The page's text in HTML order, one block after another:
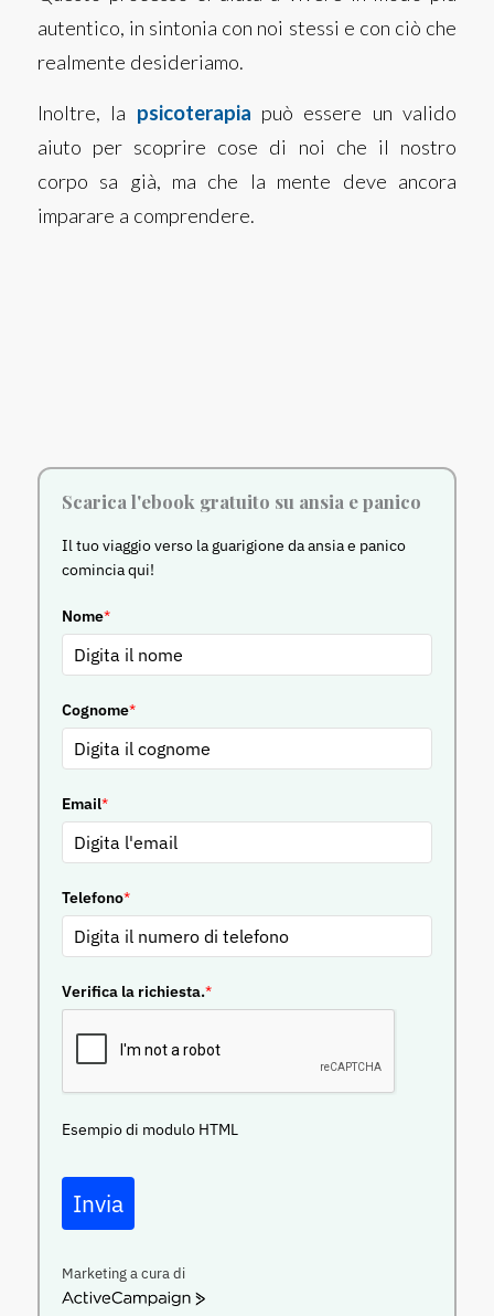
autentico, in sintonia con noi stessi e con ciò che
realmente desideriamo.
Inoltre, la psicoterapia può essere un valido
aiuto per scoprire cose di noi che il nostro
corpo sa già, ma che la mente deve ancora
imparare a comprendere.
Scarica l'ebook gratuito su ansia e panico
Il tuo viaggio verso la guarigione da ansia e panico
comincia qui!
Nome*
Cognome*
Email*
Telefono*
Verifica la richiesta.*
Esempio di modulo HTML
Invia
Marketing a cura di
ActiveCampaign